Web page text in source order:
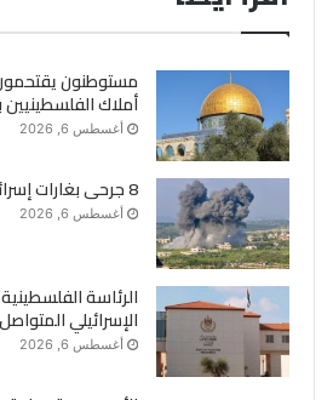
مستوطنون
أملاك
أغسطس 6, 2026
8 جرحى بغارات إسرائيلية على جنوب لبنان
أغسطس 6, 2026
الرئاسة
الإسرائيلي المتواصل
أغسطس 6, 2026